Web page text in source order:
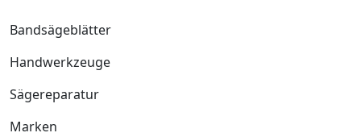
Bandsägeblätter
Handwerkzeuge
Sägereparatur
Marken